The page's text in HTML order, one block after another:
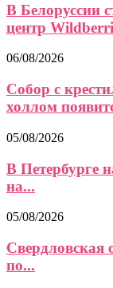
В Белоруссии
центр
06/08/2026
Собор с
холлом
05/08/2026
В Петербурге
на...
05/08/2026
Свердловская
по...